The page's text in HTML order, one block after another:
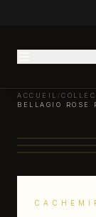
ACCUEIL /
BELLAGIO ROSE